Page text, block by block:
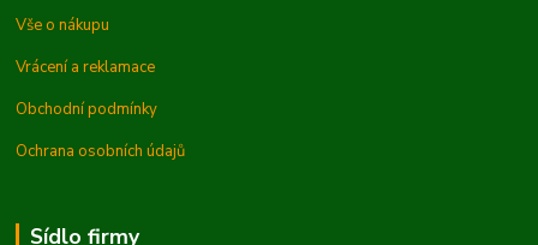
Vše o nákupu
Vrácení a reklamace
Obchodní podmínky
Ochrana osobních údajů
Sídlo firmy